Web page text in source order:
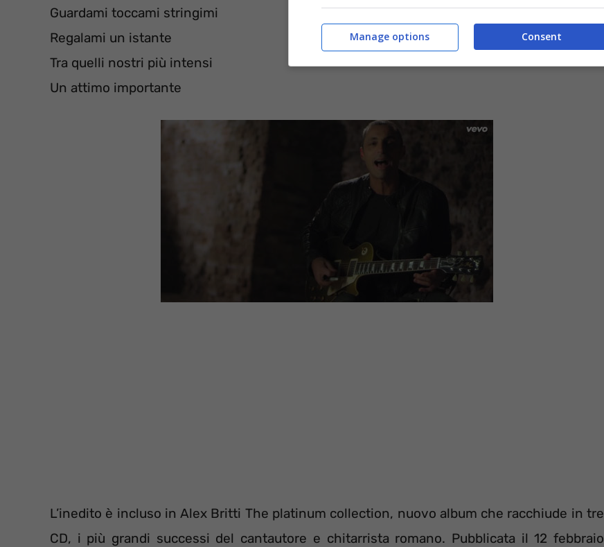
Guardami toccami stringimi
Regalami un istante
Tra quelli nostri più intensi
Un attimo importante
L’inedito è incluso in Alex Britti The platinum collection, nuovo album che racchiude in tre
CD, i più grandi successi del cantautore e chitarrista romano. Pubblicata il 12 febbraio
Consent
Manage options